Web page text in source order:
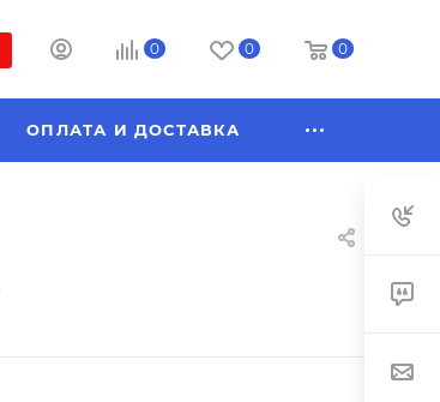
0 0 0
ОПЛАТА И ДОСТАВКА